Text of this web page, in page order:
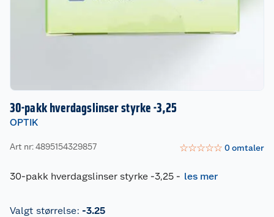
30-pakk hverdagslinser styrke -3,25
OPTIK
Art nr: 4895154329857 ☆☆☆☆☆ 0omtaler
30-pakk hverdagslinser styrke -3,25 - les mer
Valgt størrelse: -3.25